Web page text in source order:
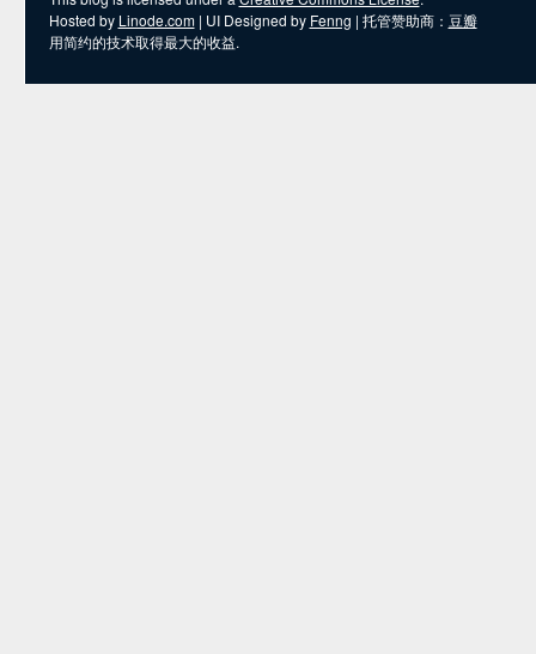
Hosted by Linode.com| UI Designed by Fenng | 托管赞助商： 豆瓣
用简约的技术取得最大的收益.